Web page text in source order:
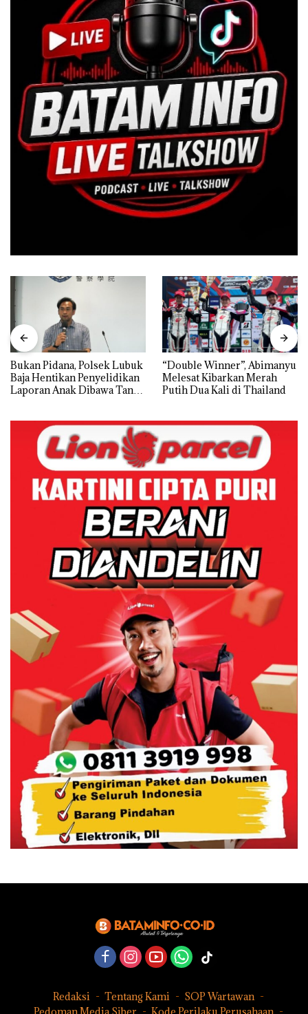
Bukan Pidana, Polsek Lubuk
Baja Hentikan Penyelidikan
Laporan Anak Dibawa Tanpa
“Double Winner”, Abimanyu
Melesat Kibarkan Merah
Putih Dua Kali di Thailand
Redaksi Tentang Kami
SOP Wartawan